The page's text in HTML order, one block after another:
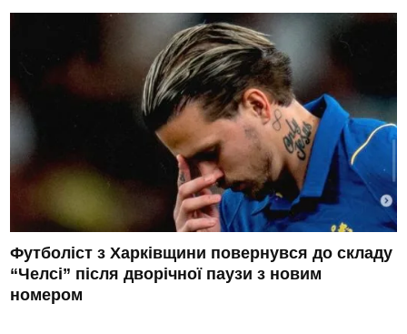
Футболіст з Харківщини повернувся до складу
“Челсі” після дворічної паузи з новим
номером